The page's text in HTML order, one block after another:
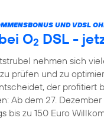
UND VDSL
O2 DSL -
nehmen sich
prüfen und zu
der profitiert
Ab dem 27.
bis zu 150 Euro